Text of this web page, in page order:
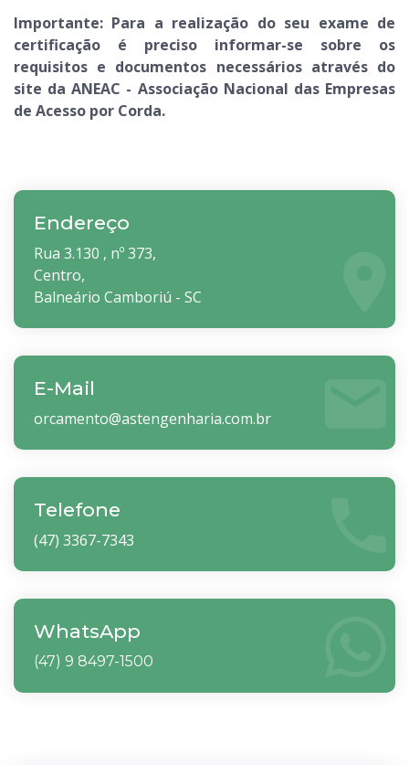
Importante: Para a realização do seu exame de
certificação é preciso informar-se sobre os
requisitos e documentos necessários através do
site da ANEAC - Associação Nacional das Empresas
de Acesso por Corda.
Endereço
Rua 3.130 , nº 373,
Centro,
Balneário Camboriú - SC
E-Mail
orcamento@astengenharia.com.br
Telefone
(47) 3367-7343
WhatsApp
(47) 9 8497-1500